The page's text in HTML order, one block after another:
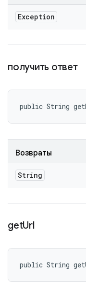
Exception
получить ответ
public String
Возвраты
String
getUrl
public String